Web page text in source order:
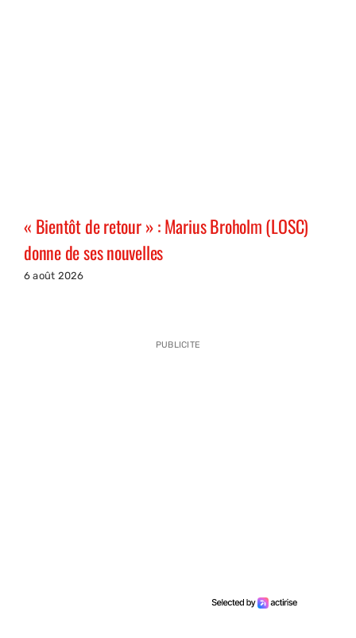
« Bientôt de retour » : Marius Broholm (LOSC)
donne de ses nouvelles
6 août 2026
PUBLICITE